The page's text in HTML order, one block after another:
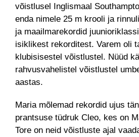
võistlusel Inglismaal
enda nimele 25 m krooli ja
ja maailmarekordid
isiklikest rekorditest. Varem oli
klubisisestel võistlustel. Nüüd
rahvusvahelistel võistlustel
aastas.
Maria mõlemad rekordid ujus
prantsuse tüdruk Cleo, kes on
Tore on neid võistluste ajal